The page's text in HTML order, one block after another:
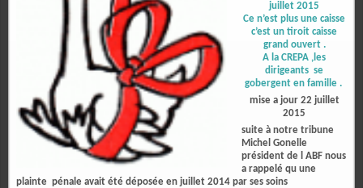
juillet 2015
Ce n’est plus une caisse
c’est un tiroit caisse
grand ouvert .
A la CREPA ,les
dirigeants se
gobergent en famille .
mise a jour 22 juillet
2015
suite à notre tribune
Michel Gonelle
président de l ABF nous
a rappelé qu une
plainte pénale avait été déposée en juillet 2014 par ses soins